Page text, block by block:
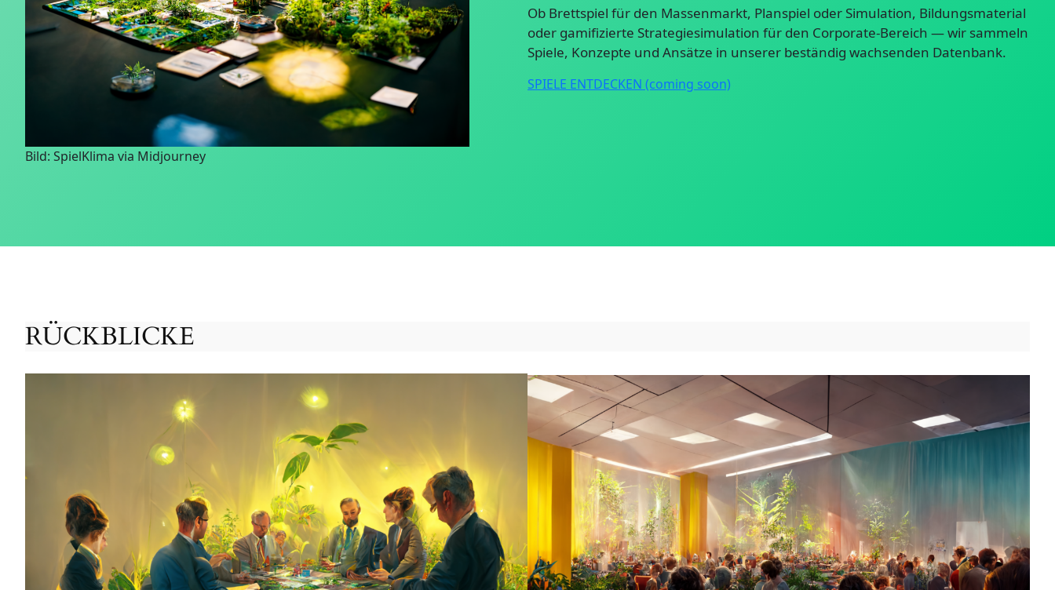
Bild: SpielKlima via Midjourney
Ob Brettspiel für den Massenmarkt, Planspiel oder Simulation, Bildungsmaterial
oder gamifizierte Strategiesimulation für den Corporate-Bereich — wir sammeln
Spiele, Konzepte und Ansätze in unserer beständig wachsenden Datenbank.
SPIELE ENTDECKEN (coming soon)
RÜCKBLICKE